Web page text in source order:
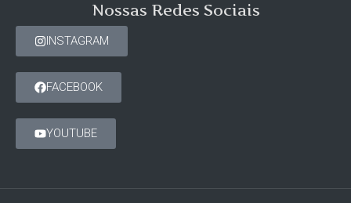
Nossas Redes Sociais
INSTAGRAM
FACEBOOK
YOUTUBE